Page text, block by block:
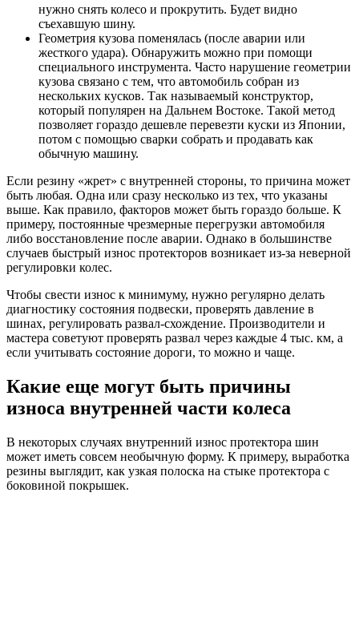
нужно снять колесо и прокрутить. Будет видно
съехавшую шину.
Геометрия кузова поменялась (после аварии или
жесткого удара). Обнаружить можно при помощи
специального инструмента. Часто нарушение геометрии
кузова связано с тем, что автомобиль собран из
нескольких кусков. Так называемый конструктор,
который популярен на Дальнем Востоке. Такой метод
позволяет гораздо дешевле перевезти куски из Японии,
потом с помощью сварки собрать и продавать как
обычную машину.
Если резину «жрет» с внутренней стороны, то причина может
быть любая. Одна или сразу несколько из тех, что указаны
выше. Как правило, факторов может быть гораздо больше. К
примеру, постоянные чрезмерные перегрузки автомобиля
либо восстановление после аварии. Однако в большинстве
случаев быстрый износ протекторов возникает из-за неверной
регулировки колес.
Чтобы свести износ к минимуму, нужно регулярно делать
диагностику состояния подвески, проверять давление в
шинах, регулировать развал-схождение. Производители и
мастера советуют проверять развал через каждые 4 тыс. км, а
если учитывать состояние дороги, то можно и чаще.
Какие еще могут быть причины
износа внутренней части колеса
В некоторых случаях внутренний износ протектора шин
может иметь совсем необычную форму. К примеру, выработка
резины выглядит, как узкая полоска на стыке протектора с
боковиной покрышек.